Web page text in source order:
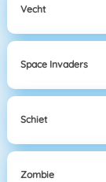
Vecht
Space Invaders
Schiet
Zombie